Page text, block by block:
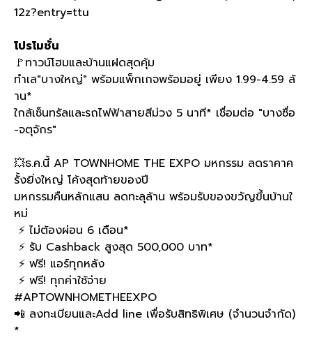
12z?entry=ttu
โปรโมชั่น
🚩ทาวน์โฮมและบ้านแฝดสุดคุ้ม
ทำเล"บางใหญ่" พร้อมแพ็กเกจพร้อมอยู่ เพียง 1.99-4.59 ล้
าน*
ใกล้เซ็นทรัลและรถไฟฟ้าสายสีม่วง 5 นาที* เชื่อมต่อ "บางซื่อ
-จตุจักร"
💥ธ.ค.นี้ AP TOWNHOME THE EXPO มหกรรม ลดราคาค
รั้งยิ่งใหญ่ โค้งสุดท้ายของปี
มหกรรมคืนหลักแสน ลดทะลุล้าน พร้อมรับของขวัญขึ้นบ้านใ
หม่
⚡️ ไม่ต้องผ่อน 6 เดือน*
⚡️ รับ Cashback สูงสุด 500,000 บาท*
⚡️ ฟรี! แอร์ทุกหลัง
⚡️ ฟรี! ทุกค่าใช้จ่าย
#APTOWNHOMETHEEXPO
📲 ลงทะเบียนและAdd line เพื่อรับสิทธิพิเศษ (จำนวนจำกัด)
*